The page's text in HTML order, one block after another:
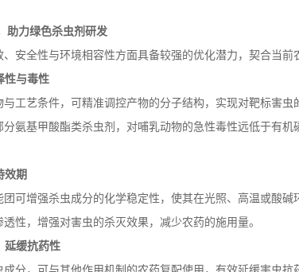
助力绿色杀虫剂研发
安全性与环境相容性方面具备较强的优化潜力，契合当前
性与毒性
工艺条件，可精准调控产物的分子结构，实现对靶标害虫
氨基甲酸酯类杀虫剂，对哺乳动物的急性毒性远低于有
效期
可增强杀虫成分的化学稳定性，使其在光照、高温或酸
性，增强对害虫的杀灭效果，减少农药的施用量。
延缓抗药性